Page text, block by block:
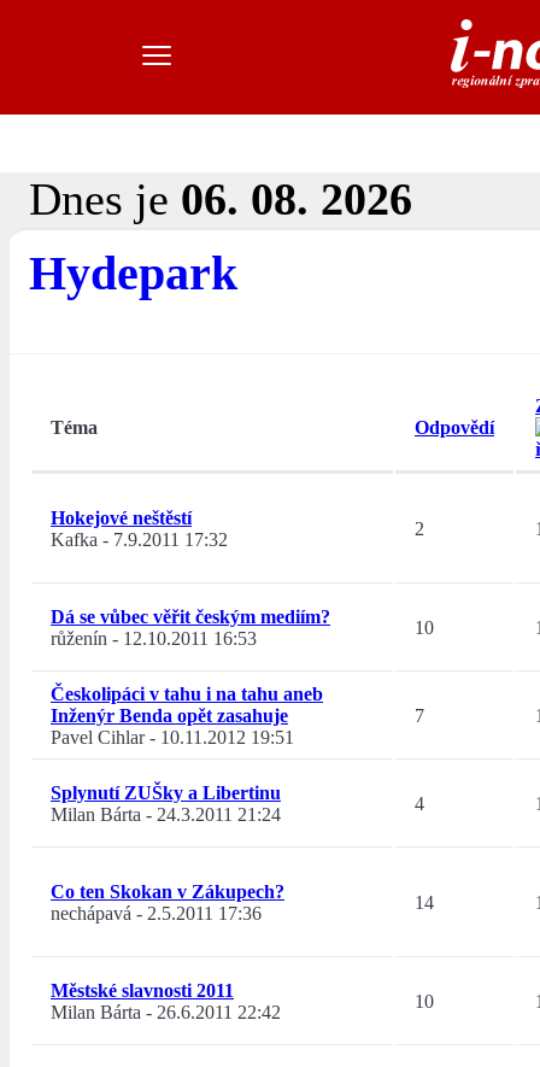
Dnes je 06. 08. 2026
Hydepark
Téma Odpovědí
Hokejové neštěstí
Kafka - 7.9.2011 17:32
2
Dá se vůbec věřit českým mediím?
růženín - 12.10.2011 16:53
10
Českolipáci v tahu i na tahu aneb
Inženýr Benda opět zasahuje
Pavel Cihlar- 10.11.2012 19:51
7
Splynutí ZUŠky a Libertinu
Milan Bárta - 24.3.2011 21:24
4
Co ten Skokan v Zákupech?
nechápavá - 2.5.2011 17:36
14
Městské slavnosti 2011
Milan Bárta - 26.6.2011 22:42
10